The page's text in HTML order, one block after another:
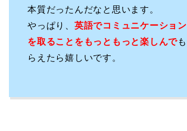
本質だったんだなと思います。
やっぱり、 英語でコミュニケーション
を取ることをもっともっと楽しんでも
らえたら嬉しいです。